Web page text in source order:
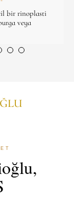
bir rinoplasti
veya